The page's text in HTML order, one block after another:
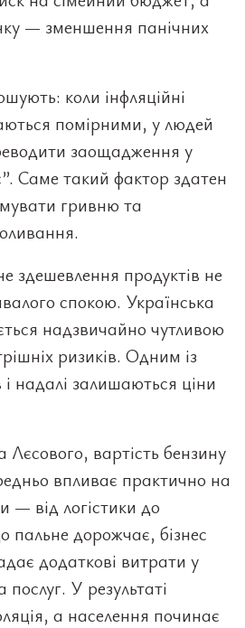
— зменшення панічних
коли інфляційні
помірними, у людей
заощадження у
Саме такий фактор здатен
гривню та
здешевлення продуктів не
спокою. Українська
надзвичайно чутливою
ризиків. Одним із
надалі залишаються ціни
вартість бензину
впливає практично на
— від логістики до
дорожчає, бізнес
додаткові витрати у
послуг. У результаті
а населення починає